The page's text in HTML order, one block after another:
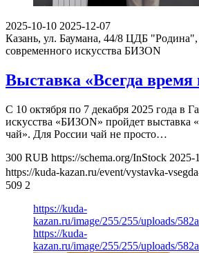
2025-10-10 2025-12-07
Казань, ул. Баумана, 44/8 ЦДБ
современного искусства БИЗОN
Выставка «Всегда время
С 10 октября по 7 декабря 2025 года в
искусства «БИЗON» пройдет выставка
чай». Для России чай не просто…
300 RUB https://schema.org/InStock 2025-
https://kuda-kazan.ru/event/vystavka-
509 2
https://kuda-
kazan.ru/image/255/255/uploads/
https://kuda-
kazan.ru/image/255/255/uploads/